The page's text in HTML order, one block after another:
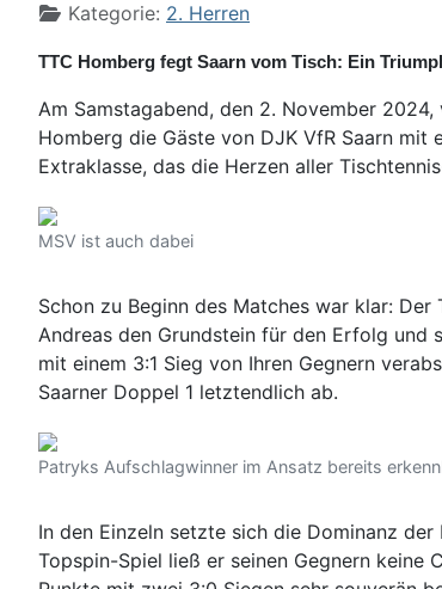
Kategorie: 2. Herren
TTC Homberg fegt Saarn vom Tisch: Ein
Am Samstagabend, den 2. November
Homberg die Gäste von DJK VfR Saarn mit
Extraklasse, das die Herzen aller
MSV ist auch dabei
Schon zu Beginn des Matches war klar:
Andreas den Grundstein für den Erfolg und
mit einem 3:1 Sieg von Ihren Gegnern
Saarner Doppel 1 letztendlich ab.
Patryks Aufschlagwinner im Ansatz bereits
In den Einzeln setzte sich die Dominanz
Topspin-Spiel ließ er seinen Gegnern keine